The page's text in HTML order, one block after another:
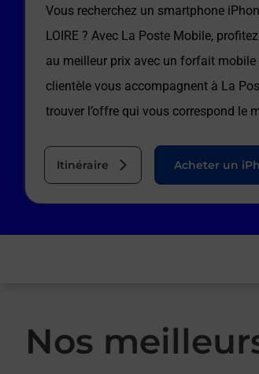
Vous recherchez un smartphone
LOIRE ? Avec La Poste Mobile,
au meilleur prix avec un forfait
clientèle vous accompagnent à La
trouver l’offre qui vous correspond le
Itinéraire Acheter un
Nos